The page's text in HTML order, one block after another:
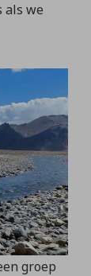
als we
groep